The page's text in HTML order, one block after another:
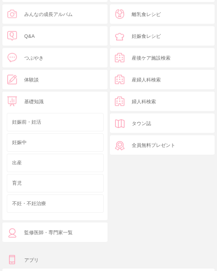
みんなの成長アルバム
Q&A
つぶやき
体験談
基礎知識
妊娠前・妊活
妊娠中
出産
育児
不妊・不妊治療
監修医師・専門家一覧
離乳食レシピ
妊娠食レシピ
産後ケア施設検索
産婦人科検索
婦人科検索
タウン誌
全員無料プレゼント
アプリ